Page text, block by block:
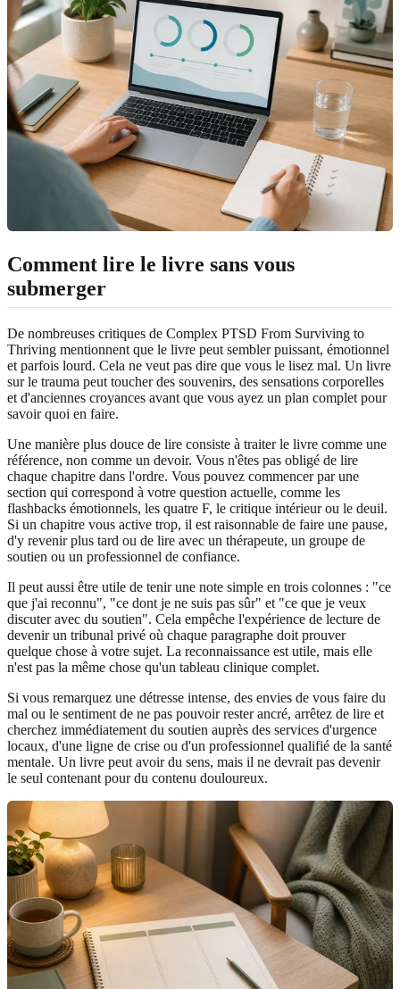
Comment lire le livre sans vous
submerger
De nombreuses critiques de Complex PTSD From Surviving to
Thriving mentionnent que le livre peut sembler puissant, émotionnel
et parfois lourd. Cela ne veut pas dire que vous le lisez mal. Un livre
sur le trauma peut toucher des souvenirs, des sensations corporelles
et d'anciennes croyances avant que vous ayez un plan complet pour
savoir quoi en faire.
Une manière plus douce de lire consiste à traiter le livre comme une
référence, non comme un devoir. Vous n'êtes pas obligé de lire
chaque chapitre dans l'ordre. Vous pouvez commencer par une
section qui correspond à votre question actuelle, comme les
flashbacks émotionnels, les quatre F, le critique intérieur ou le deuil.
Si un chapitre vous active trop, il est raisonnable de faire une pause,
d'y revenir plus tard ou de lire avec un thérapeute, un groupe de
soutien ou un professionnel de confiance.
Il peut aussi être utile de tenir une note simple en trois colonnes : "ce
que j'ai reconnu", "ce dont je ne suis pas sûr" et "ce que je veux
discuter avec du soutien". Cela empêche l'expérience de lecture de
devenir un tribunal privé où chaque paragraphe doit prouver
quelque chose à votre sujet. La reconnaissance est utile, mais elle
n'est pas la même chose qu'un tableau clinique complet.
Si vous remarquez une détresse intense, des envies de vous faire du
mal ou le sentiment de ne pas pouvoir rester ancré, arrêtez de lire et
cherchez immédiatement du soutien auprès des services d'urgence
locaux, d'une ligne de crise ou d'un professionnel qualifié de la santé
mentale. Un livre peut avoir du sens, mais il ne devrait pas devenir
le seul contenant pour du contenu douloureux.